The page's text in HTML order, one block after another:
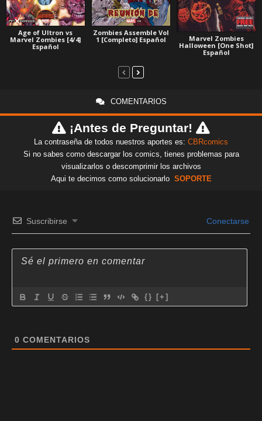
Age of Ultron vs
Marvel Zombies [4/4]
Español
Zombies Assemble Vol
1 [Completo] Español
Marvel Zombies
Halloween [One Shot]
Español
COMENTARIOS
¡Antes de Preguntar!
La contraseña de todos nuestros aportes es: CBRcomics
Si no sabes como descargar los comics, tienes problemas para
visualizarlos o descomprimir los archivos
Aqui te decimos como solucionarlo SOPORTE
Suscribirse Conectarse
{} [+]
0 COMENTARIOS